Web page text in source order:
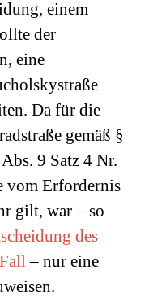
einem
der
eine
Da für die
gemäß §
9 Satz 4 Nr.
vom Erfordernis
gilt, war – so
des
– nur eine